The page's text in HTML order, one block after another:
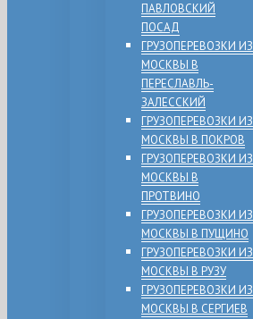
ПАВЛОВСКИЙ
ПОСАД
ГРУЗОПЕРЕВОЗКИ ИЗ
МОСКВЫ В
ПЕРЕСЛАВЛЬ-
ЗАЛЕССКИЙ
ГРУЗОПЕРЕВОЗКИ ИЗ
МОСКВЫ В ПОКРОВ
ГРУЗОПЕРЕВОЗКИ ИЗ
МОСКВЫ В
ПРОТВИНО
ГРУЗОПЕРЕВОЗКИ ИЗ
МОСКВЫ В ПУЩИНО
ГРУЗОПЕРЕВОЗКИ ИЗ
МОСКВЫ В РУЗУ
ГРУЗОПЕРЕВОЗКИ ИЗ
МОСКВЫ В СЕРГИЕВ